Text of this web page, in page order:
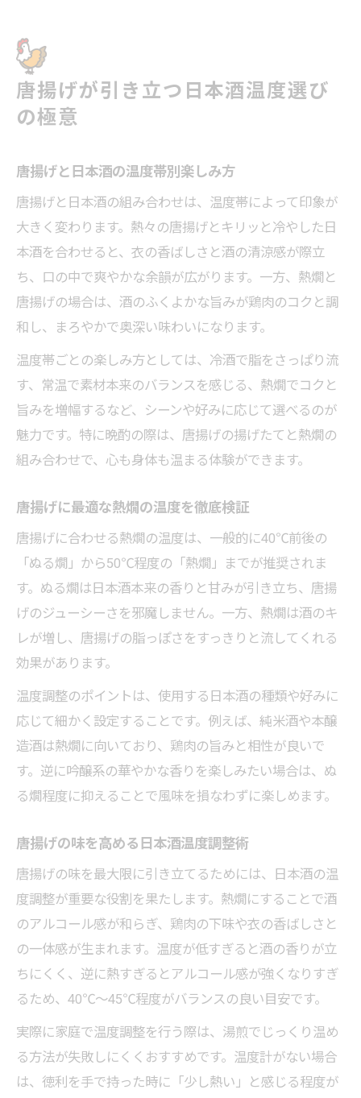
唐揚げが引き立つ日本酒温度選び
の極意
唐揚げと日本酒の温度帯別楽しみ方
唐揚げと日本酒の組み合わせは、温度帯によって印象が
大きく変わります。熱々の唐揚げとキリッと冷やした日
本酒を合わせると、衣の香ばしさと酒の清涼感が際立
ち、口の中で爽やかな余韻が広がります。一方、熱燗と
唐揚げの場合は、酒のふくよかな旨みが鶏肉のコクと調
和し、まろやかで奥深い味わいになります。
温度帯ごとの楽しみ方としては、冷酒で脂をさっぱり流
す、常温で素材本来のバランスを感じる、熱燗でコクと
旨みを増幅するなど、シーンや好みに応じて選べるのが
魅力です。特に晩酌の際は、唐揚げの揚げたてと熱燗の
組み合わせで、心も身体も温まる体験ができます。
唐揚げに最適な熱燗の温度を徹底検証
唐揚げに合わせる熱燗の温度は、一般的に40℃前後の
「ぬる燗」から50℃程度の「熱燗」までが推奨されま
す。ぬる燗は日本酒本来の香りと甘みが引き立ち、唐揚
げのジューシーさを邪魔しません。一方、熱燗は酒のキ
レが増し、唐揚げの脂っぽさをすっきりと流してくれる
効果があります。
温度調整のポイントは、使用する日本酒の種類や好みに
応じて細かく設定することです。例えば、純米酒や本醸
造酒は熱燗に向いており、鶏肉の旨みと相性が良いで
す。逆に吟醸系の華やかな香りを楽しみたい場合は、ぬ
る燗程度に抑えることで風味を損なわずに楽しめます。
唐揚げの味を高める日本酒温度調整術
唐揚げの味を最大限に引き立てるためには、日本酒の温
度調整が重要な役割を果たします。熱燗にすることで酒
のアルコール感が和らぎ、鶏肉の下味や衣の香ばしさと
の一体感が生まれます。温度が低すぎると酒の香りが立
ちにくく、逆に熱すぎるとアルコール感が強くなりすぎ
るため、40℃〜45℃程度がバランスの良い目安です。
実際に家庭で温度調整を行う際は、湯煎でじっくり温め
る方法が失敗しにくくおすすめです。温度計がない場合
は、徳利を手で持った時に「少し熱い」と感じる程度が